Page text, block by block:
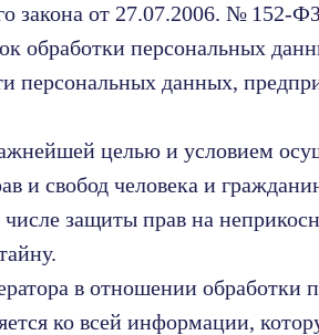
закона от 27.07.2006. № 152-
обработки персональных
персональных данных,
целью и условием
и свобод человека и
защиты прав на
в отношении обработки
ко всей информации,